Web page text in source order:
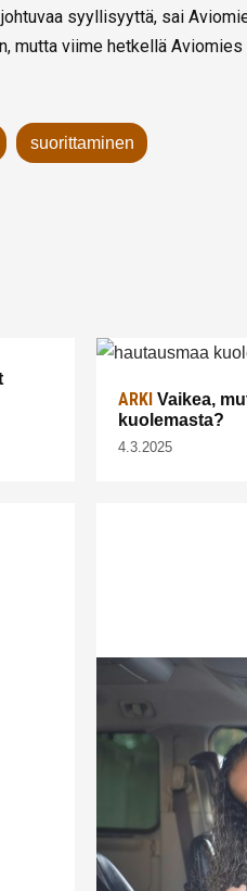
syyllisyyttä, sai
mutta viime hetkellä
suorittaminen
ARKI Vaikea,
kuolemasta?
4.3.2025